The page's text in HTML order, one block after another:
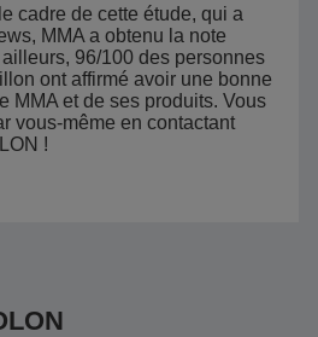
cadre de cette étude, qui a
MMA a obtenu la note
96/100 des personnes
ont affirmé avoir une bonne
MMA et de ses produits. Vous
vous-même en contactant
!